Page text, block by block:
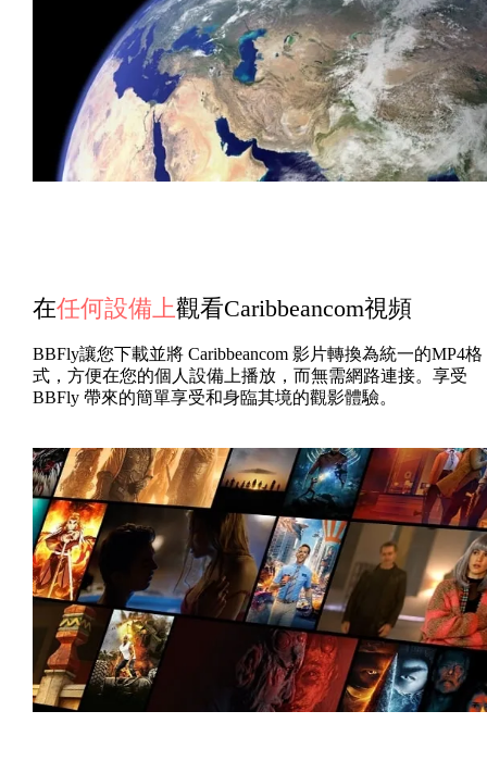
在任何設備上觀看Caribbeancom視頻
BBFly讓您下載並將 Caribbeancom 影片轉換為統一的MP4格
式，方便在您的個人設備上播放，而無需網路連接。享受
BBFly 帶來的簡單享受和身臨其境的觀影體驗。